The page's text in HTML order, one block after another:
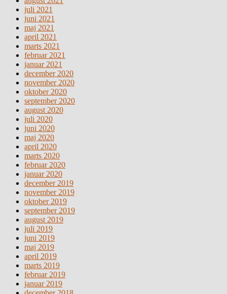
juli 2021
juni 2021
maj 2021
april 2021
marts 2021
februar 2021
januar 2021
december 2020
november 2020
oktober 2020
september 2020
august 2020
juli 2020
juni 2020
maj 2020
april 2020
marts 2020
februar 2020
januar 2020
december 2019
november 2019
oktober 2019
september 2019
august 2019
juli 2019
juni 2019
maj 2019
april 2019
marts 2019
februar 2019
januar 2019